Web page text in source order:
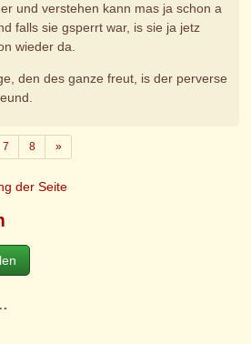
und verstehen kann mas ja schon a
falls sie gsperrt war, is sie ja jetz
wieder da.
den des ganze freut, is der perverse
7 8 »Weiter
der Seite